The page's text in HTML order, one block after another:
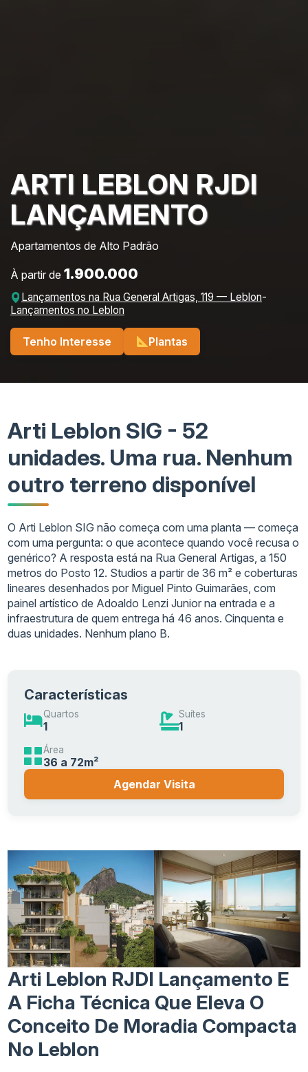
ARTI LEBLON RJDI
LANÇAMENTO
Apartamentos de Alto Padrão
À partir de 1.900.000
Lançamentos na Rua General Artigas, 119 — Leblon-
Lançamentos no Leblon
Tenho Interesse Plantas
Arti Leblon SIG - 52
unidades. Uma rua. Nenhum
outro terreno disponível
O Arti Leblon SIG não começa com uma planta — começa
com uma pergunta: o que acontece quando você recusa o
genérico? A resposta está na Rua General Artigas, a 150
metros do Posto 12. Studios a partir de 36 m² e coberturas
lineares desenhados por Miguel Pinto Guimarães, com
painel artístico de Adoaldo Lenzi Junior na entrada e a
infraestrutura de quem entrega há 46 anos. Cinquenta e
duas unidades. Nenhum plano B.
Características
Quartos
1
Suítes
1
Área
36 a 72m²
Agendar Visita
Arti Leblon RJDI Lançamento E
A Ficha Técnica Que Eleva O
Conceito De Moradia Compacta
No Leblon